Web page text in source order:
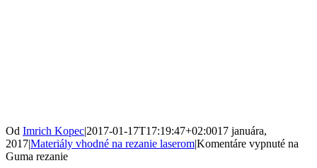
Od Imrich Kopec|2017-01-17T17:19:47+02:0017 januára,
2017|Materiály vhodné na rezanie laserom|Komentáre vypnuté na
Guma rezanie